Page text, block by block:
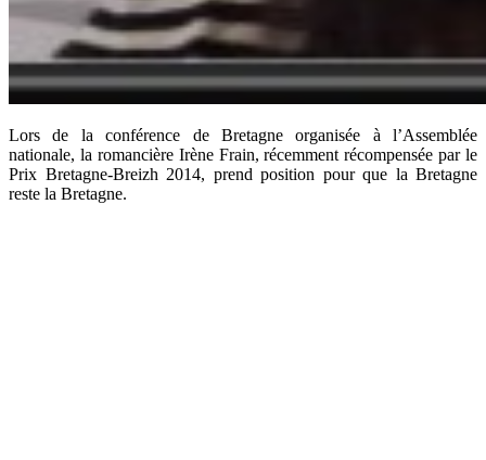
Lors de la conférence de Bretagne organisée à l’Assemblée
nationale, la romancière Irène Frain, récemment récompensée par le
Prix Bretagne-Breizh 2014, prend position pour que la Bretagne
reste la Bretagne.